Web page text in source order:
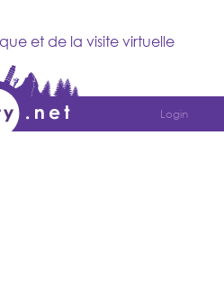
et de la visite virtuelle
Login